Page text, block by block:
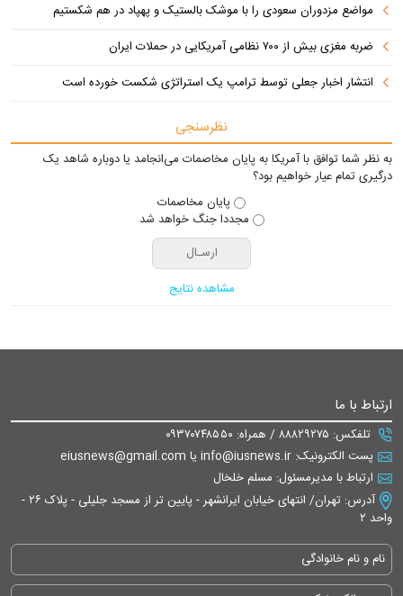
مواضع مزدوران سعودی را با موشک بالستیک و پهپاد در هم شکستیم
ضربه مغزی بیش از ۷۰۰ نظامی آمریکایی در حملات ایران
انتشار اخبار جعلی توسط ترامپ یک استراتژی شکست خورده است
نظرسنجی
به نظر شما توافق با آمریکا به پایان مخاصمات می‌انجامد یا دوباره شاهد یک
درگیری تمام عیار خواهیم بود؟
پایان مخاصمات
مجددا جنگ خواهد شد
مشاهده نتایج
ارتباط با ما
تلفکس: ۸۸۸۲۹۲۷۵ / همراه: ۰۹۳۷۰۷۴۸۵۵۰
پست الکترونیک: info@iusnews.ir یا eiusnews@gmail.com
ارتباط با مدیرمسئول: مسلم خلخال
آدرس: تهران/ انتهای خیابان ایرانشهر - پایین تر از مسجد جلیلی - پلاک ۲۶ -
واحد ۲